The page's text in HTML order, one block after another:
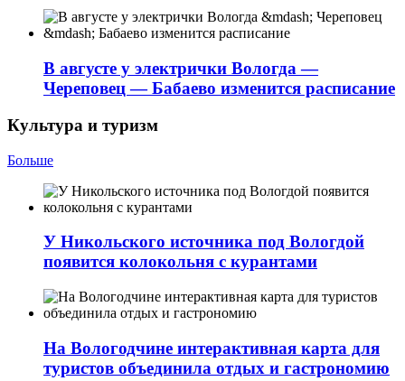
В августе у электрички Вологда —
Череповец — Бабаево изменится расписание
Культура и туризм
Больше
У Никольского источника под Вологдой
появится колокольня с курантами
На Вологодчине интерактивная карта для
туристов объединила отдых и гастрономию